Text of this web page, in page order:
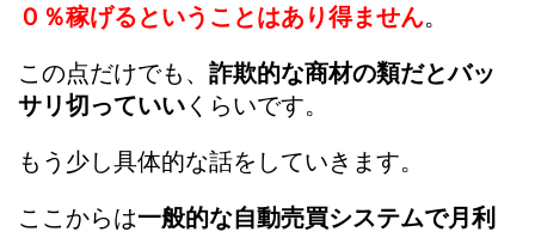
０％稼げるということはあり得ません。
この点だけでも、 詐欺的な商材の類だとバッ
サリ切っていい くらいです。
もう少し具体的な話をしていきます。
ここからは一般的な自動売買システムで月利